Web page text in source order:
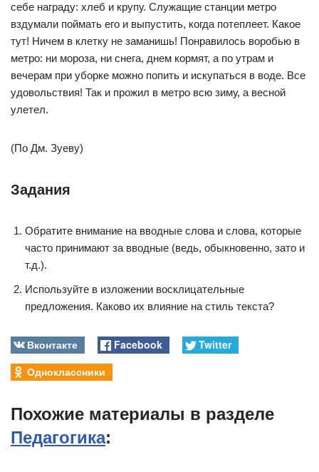
себе награду: хлеб и крупу. Служащие станции метро
вздумали поймать его и выпустить, когда потеплеет. Какое
тут! Ничем в клетку не заманишь! Понравилось воробью в
метро: ни мороза, ни снега, днем кормят, а по утрам и
вечерам при уборке можно попить и искупаться в воде. Все
удовольствия! Так и прожил в метро всю зиму, а весной
улетел.
(По Дм. Зуеву)
Задания
Обратите внимание на вводные слова и слова, которые
часто принимают за вводные (ведь, обыкновенно, зато и
т.д.).
Используйте в изложении восклицательные
предложения. Каково их влияние на стиль текста?
Вконтакте Facebook
Twitter
Одноклассники
Похожие материалы в разделе
Педагогика: